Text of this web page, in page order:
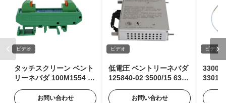
ビデオ
タッチスクリーン ベント
リーネバダ 100M1554 パ
ュール 状態監視用
お問い合わせ
ビデオ
低電圧 ベントリーネバダ
125840-02 3500/15 63Hz
～264 Vac RMS
お問い合わせ
ビデオ
3300
型近接